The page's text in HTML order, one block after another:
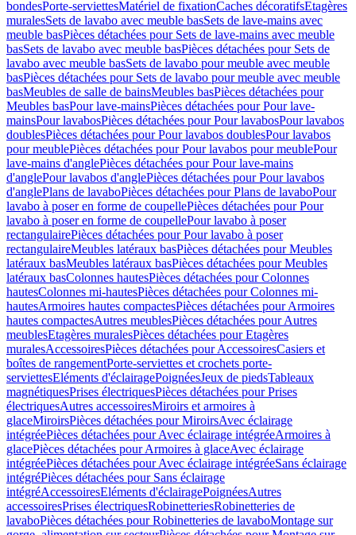
bondesPorte-serviettesMatériel de fixationCaches décoratifsEtagères
muralesSets de lavabo avec meuble basSets de lave-mains avec
meuble basPièces détachées pour Sets de lave-mains avec meuble
basSets de lavabo avec meuble basPièces détachées pour Sets de
lavabo avec meuble basSets de lavabo pour meuble avec meuble
basPièces détachées pour Sets de lavabo pour meuble avec meuble
basMeubles de salle de bainsMeubles basPièces détachées pour
Meubles basPour lave-mainsPièces détachées pour Pour lave-
mainsPour lavabosPièces détachées pour Pour lavabosPour lavabos
doublesPièces détachées pour Pour lavabos doublesPour lavabos
pour meublePièces détachées pour Pour lavabos pour meublePour
lave-mains d'anglePièces détachées pour Pour lave-mains
d'anglePour lavabos d'anglePièces détachées pour Pour lavabos
d'anglePlans de lavaboPièces détachées pour Plans de lavaboPour
lavabo à poser en forme de coupellePièces détachées pour Pour
lavabo à poser en forme de coupellePour lavabo à poser
rectangulairePièces détachées pour Pour lavabo à poser
rectangulaireMeubles latéraux basPièces détachées pour Meubles
latéraux basMeubles latéraux basPièces détachées pour Meubles
latéraux basColonnes hautesPièces détachées pour Colonnes
hautesColonnes mi-hautesPièces détachées pour Colonnes mi-
hautesArmoires hautes compactesPièces détachées pour Armoires
hautes compactesAutres meublesPièces détachées pour Autres
meublesEtagères muralesPièces détachées pour Etagères
muralesAccessoiresPièces détachées pour AccessoiresCasiers et
boîtes de rangementPorte-serviettes et crochets porte-
serviettesEléments d'éclairagePoignéesJeux de piedsTableaux
magnétiquesPrises électriquesPièces détachées pour Prises
électriquesAutres accessoiresMiroirs et armoires à
glaceMiroirsPièces détachées pour MiroirsAvec éclairage
intégréePièces détachées pour Avec éclairage intégréeArmoires à
glacePièces détachées pour Armoires à glaceAvec éclairage
intégréePièces détachées pour Avec éclairage intégréeSans éclairage
intégréPièces détachées pour Sans éclairage
intégréAccessoiresEléments d'éclairagePoignéesAutres
accessoiresPrises électriquesRobinetteriesRobinetteries de
lavaboPièces détachées pour Robinetteries de lavaboMontage sur